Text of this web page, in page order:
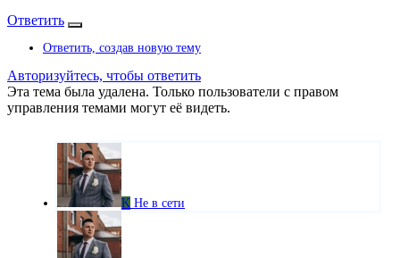
Ответить
Ответить, создав новую тему
Авторизуйтесь, чтобы ответить
Эта тема была удалена. Только пользователи с правом
управления темами могут её видеть.
K Не в сети